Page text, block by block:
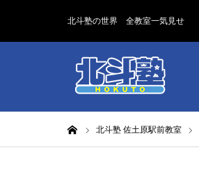
北斗塾の世界 全教室一気見せ
北斗塾 佐土原駅前教室